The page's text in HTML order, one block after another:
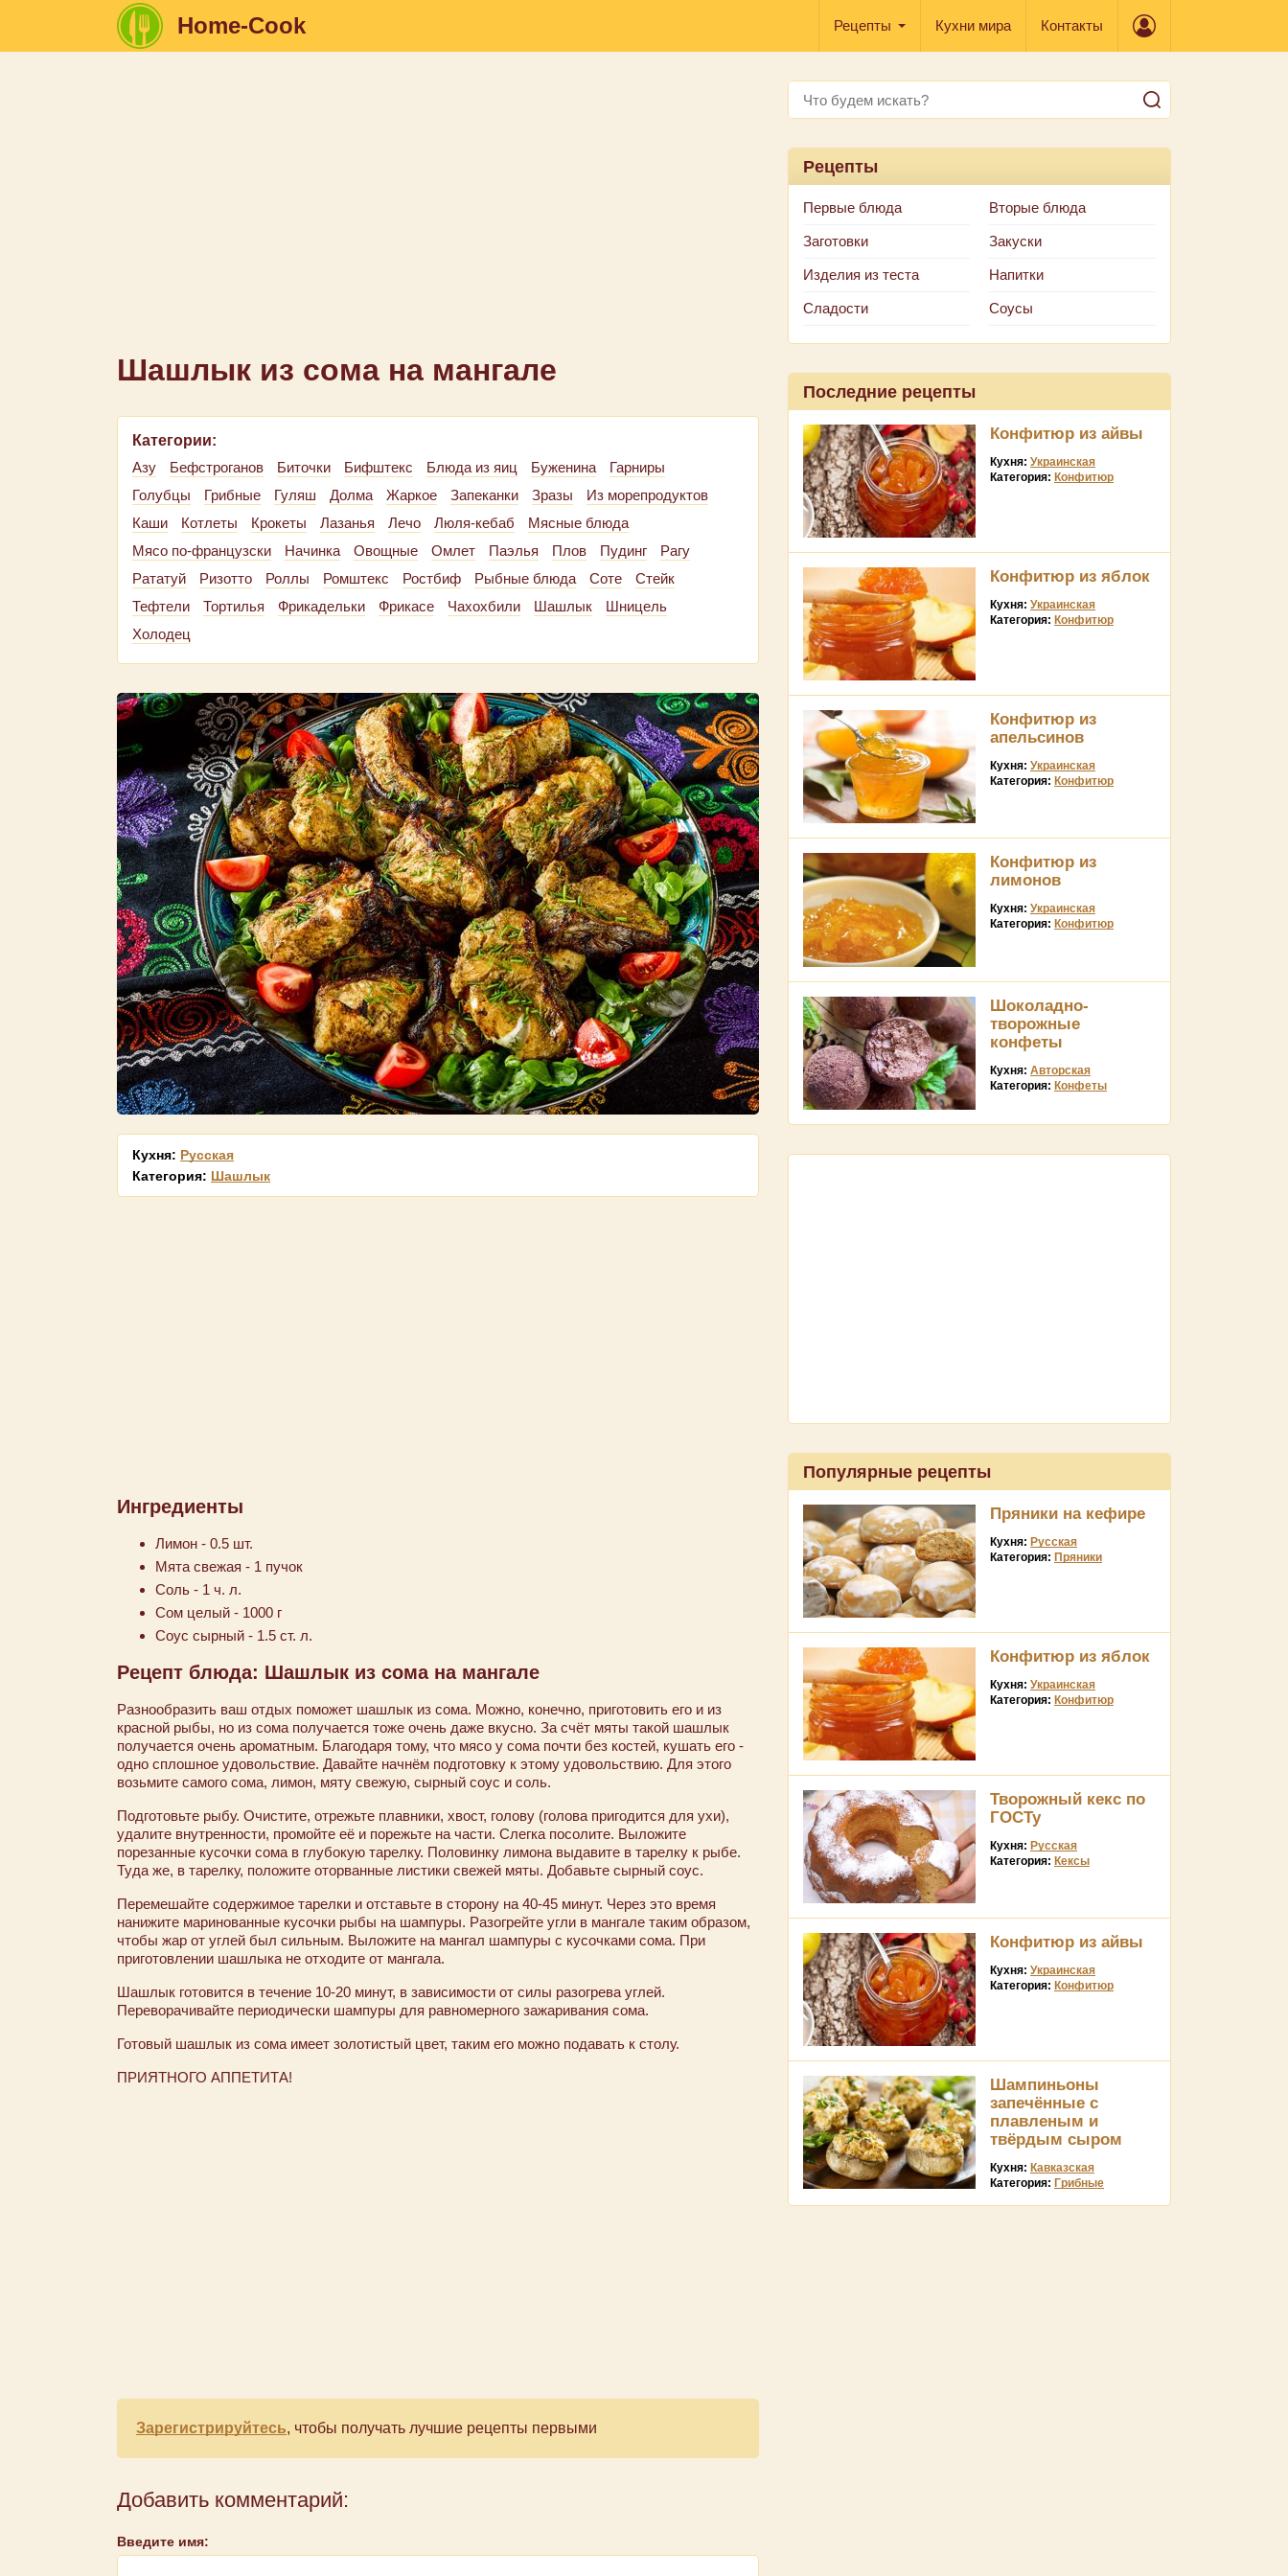
Home-Cook Рецепты Кухни мира Контакты
Шашлык из сома на мангале
Категории:
Азу
Бефстроганов Биточки Бифштекс Блюда из яиц Буженина
Гарниры
Голубцы
Грибные Гуляш Долма Жаркое Запеканки Зразы
Из морепродуктов
Каши
Котлеты Крокеты Лазанья Лечо Люля-кебаб
Мясные блюда
Мясо по-французски
Начинка Овощные Омлет Паэлья Плов Пудинг
Рагу
Рататуй
Ризотто Роллы Ромштекс Ростбиф Рыбные блюда Соте
Стейк
Тефтели
Тортилья Фрикадельки Фрикасе Чахохбили Шашлык
Шницель
Холодец
Кухня: Русская
Категория: Шашлык
Ингредиенты
Лимон - 0.5 шт.
Мята свежая - 1 пучок
Соль - 1 ч. л.
Сом целый - 1000 г
Соус сырный - 1.5 ст. л.
Рецепт блюда: Шашлык из сома на мангале
Разнообразить ваш отдых поможет шашлык из сома. Можно, конечно, приготовить его и из
красной рыбы, но из сома получается тоже очень даже вкусно. За счёт мяты такой шашлык
получается очень ароматным. Благодаря тому, что мясо у сома почти без костей, кушать его -
одно сплошное удовольствие. Давайте начнём подготовку к этому удовольствию. Для этого
возьмите самого сома, лимон, мяту свежую, сырный соус и соль.
Подготовьте рыбу. Очистите, отрежьте плавники, хвост, голову (голова пригодится для ухи),
удалите внутренности, промойте её и порежьте на части. Слегка посолите. Выложите
порезанные кусочки сома в глубокую тарелку. Половинку лимона выдавите в тарелку к рыбе.
Туда же, в тарелку, положите оторванные листики свежей мяты. Добавьте сырный соус.
Перемешайте содержимое тарелки и отставьте в сторону на 40-45 минут. Через это время
нанижите маринованные кусочки рыбы на шампуры. Разогрейте угли в мангале таким образом,
чтобы жар от углей был сильным. Выложите на мангал шампуры с кусочками сома. При
приготовлении шашлыка не отходите от мангала.
Шашлык готовится в течение 10-20 минут, в зависимости от силы разогрева углей.
Переворачивайте периодически шампуры для равномерного зажаривания сома.
Готовый шашлык из сома имеет золотистый цвет, таким его можно подавать к столу.
ПРИЯТНОГО АППЕТИТА!
Зарегистрируйтесь, чтобы получать лучшие рецепты первыми
Добавить комментарий:
Введите имя:
Рецепты
Первые блюда Вторые блюда
Заготовки Закуски
Изделия из теста Напитки
Сладости Соусы
Последние рецепты
Конфитюр из айвы
Кухня: Украинская
Категория: Конфитюр
Конфитюр из яблок
Кухня: Украинская
Категория: Конфитюр
Конфитюр из
апельсинов
Кухня: Украинская
Категория: Конфитюр
Конфитюр из
лимонов
Кухня: Украинская
Категория: Конфитюр
Шоколадно-
творожные
конфеты
Кухня: Авторская
Категория: Конфеты
Популярные рецепты
Пряники на кефире
Кухня: Русская
Категория: Пряники
Конфитюр из яблок
Кухня: Украинская
Категория: Конфитюр
Творожный кекс по
ГОСТу
Кухня: Русская
Категория: Кексы
Конфитюр из айвы
Кухня: Украинская
Категория: Конфитюр
Шампиньоны
запечённые с
плавленым и
твёрдым сыром
Кухня: Кавказская
Категория: Грибные